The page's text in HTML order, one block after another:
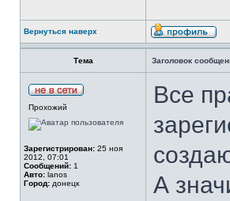
Вернуться наверх
Тема Заголовок
Прохожий
Зарегистрирован: 25 ноя
2012, 07:01
Сообщений: 1
Авто: lanos
Город: донецк
Все
А